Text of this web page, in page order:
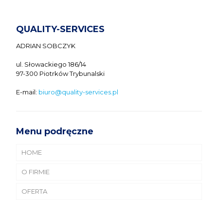
QUALITY-SERVICES
ADRIAN SOBCZYK
ul. Słowackiego 186/14
97-300 Piotrków Trybunalski
E-mail: biuro@quality-services.pl
Menu podręczne
HOME
O FIRMIE
REFERENCJE
OFERTA